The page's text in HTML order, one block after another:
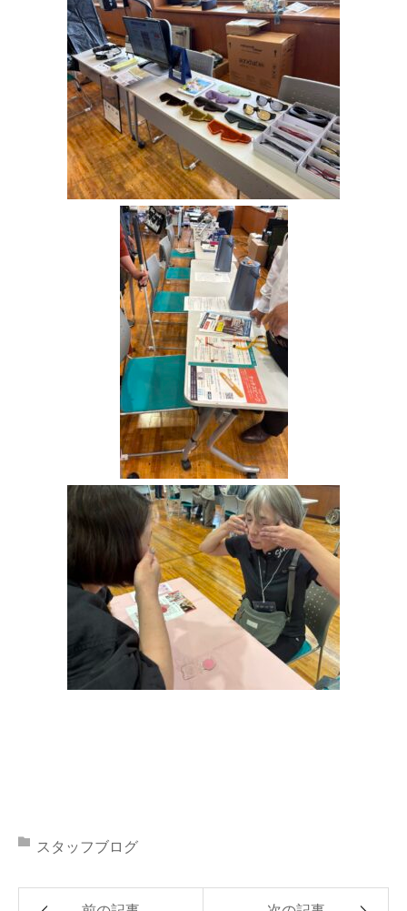
スタッフブログ